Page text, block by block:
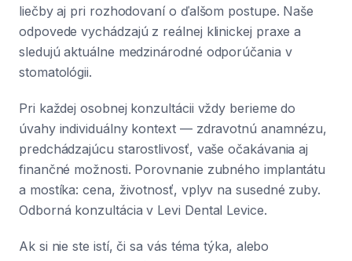
liečby aj pri rozhodovaní o ďalšom postupe. Naše
odpovede vychádzajú z reálnej klinickej praxe a
sledujú aktuálne medzinárodné odporúčania v
stomatológii.
Pri každej osobnej konzultácii vždy berieme do
úvahy individuálny kontext — zdravotnú anamnézu,
predchádzajúcu starostlivosť, vaše očakávania aj
finančné možnosti. Porovnanie zubného implantátu
a mostíka: cena, životnosť, vplyv na susedné zuby.
Odborná konzultácia v Levi Dental Levice.
Ak si nie ste istí, či sa vás téma týka, alebo